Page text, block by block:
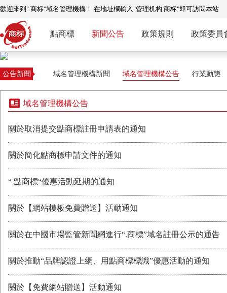
歡迎來到".商标"域名管理機構！ 在地址欄輸入"管理机构.商标"即可訪問本站
點商標 新聞公告 政策規則 政策委員
公告新聞 域名管理機構新聞 域名管理機構公告 行業動態
域名管理機構公告
關於取消提交點商標註冊申請表的通知
關於簡化點商標申請文件的通知
“ 點商標“優惠活動延期的通知
關於【網站模板免費贈送】活動通知
關於在中國市場監管新聞網進行“.商標”域名註冊公示的通告
關於推動“品牌認證上網、用點商標標識”優惠活動的通知
關於【免費網站贈送】活動通知